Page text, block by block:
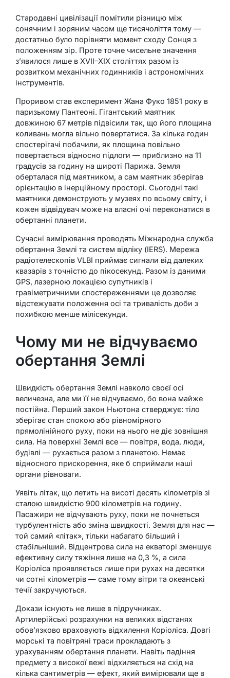
Стародавні цивілізації помітили різницю між
сонячним і зоряним часом ще тисячоліття тому —
достатньо було порівняти момент сходу Сонця з
положенням зір. Проте точне чисельне значення
з’явилося лише в XVII–XIX століттях разом із
розвитком механічних годинників і астрономічних
інструментів.
Проривом став експеримент Жана Фуко 1851 року в
паризькому Пантеоні. Гігантський маятник
довжиною 67 метрів підвісили так, що його площина
коливань могла вільно повертатися. За кілька годин
спостерігачі побачили, як площина повільно
повертається відносно підлоги — приблизно на 11
градусів за годину на широті Парижа. Земля
оберталася під маятником, а сам маятник зберігав
орієнтацію в інерційному просторі. Сьогодні такі
маятники демонструють у музеях по всьому світу, і
кожен відвідувач може на власні очі переконатися в
обертанні планети.
Сучасні вимірювання проводять Міжнародна служба
обертання Землі та систем відліку (IERS). Мережа
радіотелескопів VLBI приймає сигнали від далеких
квазарів з точністю до пікосекунд. Разом із даними
GPS, лазерною локацією супутників і
гравіметричними спостереженнями це дозволяє
відстежувати положення осі та тривалість доби з
похибкою менше мілісекунди.
Чому ми не відчуваємо
обертання Землі
Швидкість обертання Землі навколо своєї осі
величезна, але ми її не відчуваємо, бо вона майже
постійна. Перший закон Ньютона стверджує: тіло
зберігає стан спокою або рівномірного
прямолінійного руху, поки на нього не діє зовнішня
сила. На поверхні Землі все — повітря, вода, люди,
будівлі — рухається разом з планетою. Немає
відносного прискорення, яке б сприймали наші
органи рівноваги.
Уявіть літак, що летить на висоті десять кілометрів зі
сталою швидкістю 900 кілометрів на годину.
Пасажири не відчувають руху, поки не почнеться
турбулентність або зміна швидкості. Земля для нас —
той самий «літак», тільки набагато більший і
стабільніший. Відцентрова сила на екваторі зменшує
ефективну силу тяжіння лише на 0,3 %, а сила
Коріоліса проявляється лише при рухах на десятки
чи сотні кілометрів — саме тому вітри та океанські
течії закручуються.
Докази існують не лише в підручниках.
Артилерійські розрахунки на великих відстанях
обов’язково враховують відхилення Коріоліса. Довгі
морські та повітряні траси прокладають з
урахуванням обертання планети. Навіть падіння
предмету з високої вежі відхиляється на схід на
кілька сантиметрів — ефект, який вимірювали ще в